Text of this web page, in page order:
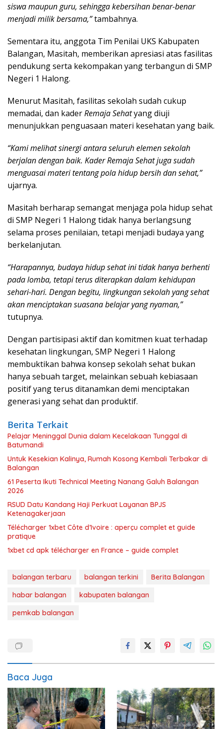
siswa maupun guru, sehingga kebersihan benar-benar
menjadi milik bersama,”tambahnya.
Sementara itu, anggota Tim Penilai UKS Kabupaten
Balangan, Masitah, memberikan apresiasi atas fasilitas
pendukung serta kekompakan yang terbangun di SMP
Negeri 1 Halong.
Menurut Masitah, fasilitas sekolah sudah cukup
memadai, dan kaderRemaja Sehatyang diuji
menunjukkan penguasaan materi kesehatan yang baik.
“Kami melihat sinergi antara seluruh elemen sekolah
berjalan dengan baik. Kader Remaja Sehat juga sudah
menguasai materi tentang pola hidup bersih dan sehat,”
ujarnya.
Masitah berharap semangat menjaga pola hidup sehat
di SMP Negeri 1 Halong tidak hanya berlangsung
selama proses penilaian, tetapi menjadi budaya yang
berkelanjutan.
“Harapannya, budaya hidup sehat ini tidak hanya berhenti
pada lomba, tetapi terus diterapkan dalam kehidupan
sehari-hari. Dengan begitu, lingkungan sekolah yang sehat
akan menciptakan suasana belajar yang nyaman,”
tutupnya.
Dengan partisipasi aktif dan komitmen kuat terhadap
kesehatan lingkungan, SMP Negeri 1 Halong
membuktikan bahwa konsep sekolah sehat bukan
hanya sebuah target, melainkan sebuah kebiasaan
positif yang terus ditanamkan demi menciptakan
generasi yang sehat dan produktif.
Berita Terkait
Pelajar Meninggal Dunia dalam Kecelakaan Tunggal di
Batumandi
Untuk Kesekian Kalinya, Rumah Kosong Kembali Terbakar di
Balangan
61 Peserta Ikuti Technical Meeting Nanang Galuh Balangan
2026
RSUD Datu Kandang Haji Perkuat Layanan BPJS
Ketenagakerjaan
Télécharger 1xbet Côte d’Ivoire : aperçu complet et guide
pratique
1xbet cd apk télécharger en France – guide complet
balangan terbaru balangan terkini
Berita Balangan
habar balangan
kabupaten balangan
pemkab balangan
Baca Juga